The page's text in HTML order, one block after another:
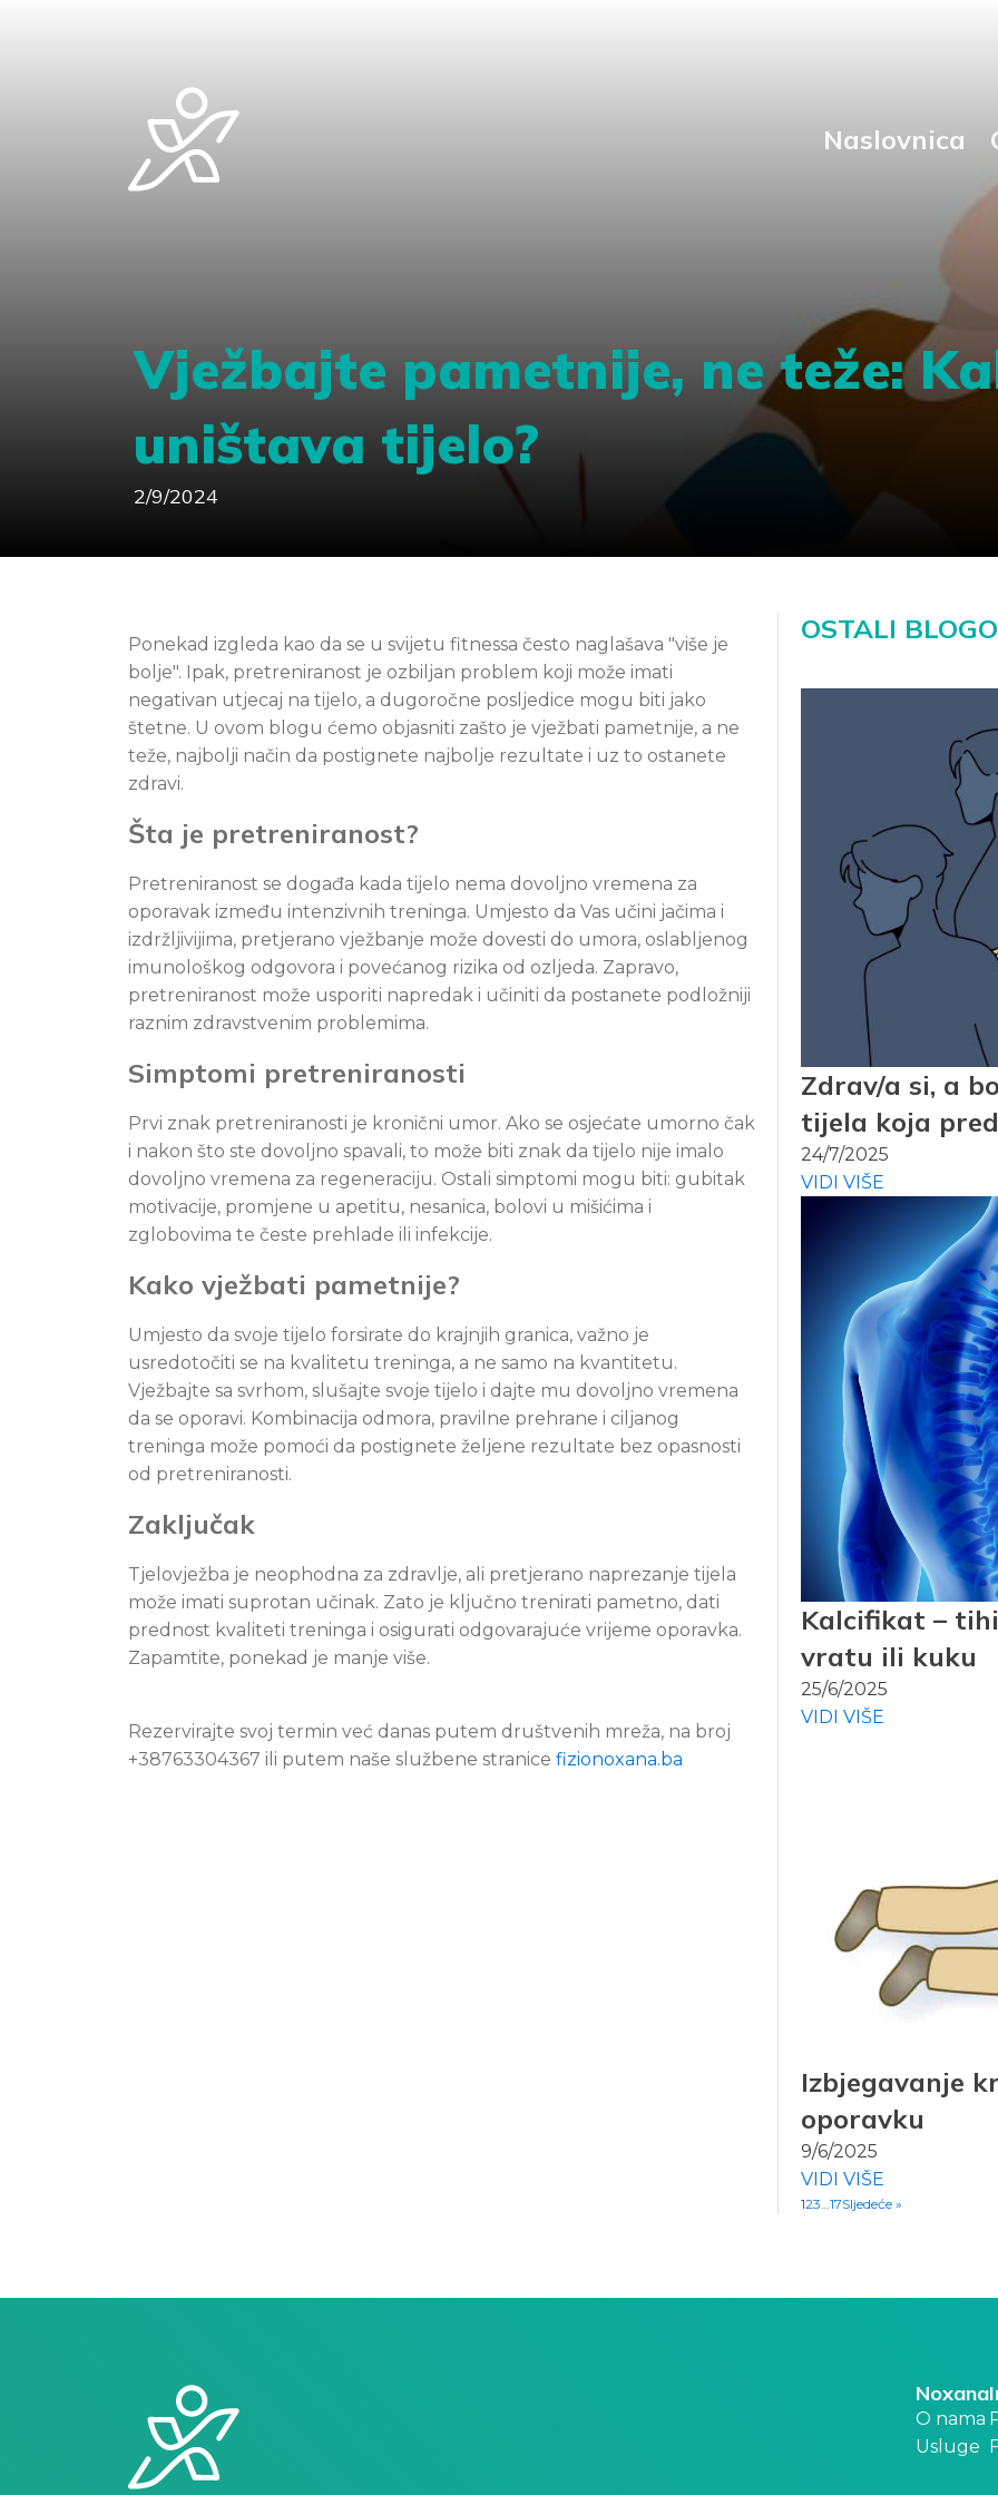
Naslovnica
Vježbajte pametnije, ne teže:
uništava tijelo?
2/9/2024
Ponekad izgleda kao da se u svijetu fitnessa često naglašava "više je
bolje". Ipak, pretreniranost je ozbiljan problem koji može imati
negativan utjecaj na tijelo, a dugoročne posljedice mogu biti jako
štetne. U ovom blogu ćemo objasniti zašto je vježbati pametnije, a ne
teže, najbolji način da postignete najbolje rezultate i uz to ostanete
zdravi.
Šta je pretreniranost?
Pretreniranost se događa kada tijelo nema dovoljno vremena za
oporavak između intenzivnih treninga. Umjesto da Vas učini jačima i
izdržljivijima, pretjerano vježbanje može dovesti do umora, oslabljenog
imunološkog odgovora i povećanog rizika od ozljeda. Zapravo,
pretreniranost može usporiti napredak i učiniti da postanete podložniji
raznim zdravstvenim problemima.
Simptomi pretreniranosti
Prvi znak pretreniranosti je kronični umor. Ako se osjećate umorno čak
i nakon što ste dovoljno spavali, to može biti znak da tijelo nije imalo
dovoljno vremena za regeneraciju. Ostali simptomi mogu biti: gubitak
motivacije, promjene u apetitu, nesanica, bolovi u mišićima i
zglobovima te česte prehlade ili infekcije.
Kako vježbati pametnije?
Umjesto da svoje tijelo forsirate do krajnjih granica, važno je
usredotočiti se na kvalitetu treninga, a ne samo na kvantitetu.
Vježbajte sa svrhom, slušajte svoje tijelo i dajte mu dovoljno vremena
da se oporavi. Kombinacija odmora, pravilne prehrane i ciljanog
treninga može pomoći da postignete željene rezultate bez opasnosti
od pretreniranosti.
Zaključak
Tjelovježba je neophodna za zdravlje, ali pretjerano naprezanje tijela
može imati suprotan učinak. Zato je ključno trenirati pametno, dati
prednost kvaliteti treninga i osigurati odgovarajuće vrijeme oporavka.
Zapamtite, ponekad je manje više.
Rezervirajte svoj termin već danas putem društvenih mreža, na broj
+38763304367 ili putem naše službene stranice fizionoxana.ba
OSTALI
Zdrav/a si, a
tijela koja
24/7/2025
VIDI VIŠE
Kalcifikat –
vratu ili kuku
25/6/2025
VIDI VIŠE
Izbjegavanje
oporavku
9/6/2025
VIDI VIŠE
123…17Sljedeće »
Noxana
O nama
Usluge